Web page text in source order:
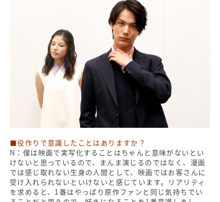
■役作りで意識したことはありますか？
N：僕は映画で実写化することはちゃんと意味がないとい
けないと思っているので、まんま演じるのではなく、漫画
では感じ取れない生身の人間として、映画ではお客さんに
受け入れられないといけないと感じています。リアリティ
を求めると、1番はやっぱり原作ファンと同じ気持ちでい